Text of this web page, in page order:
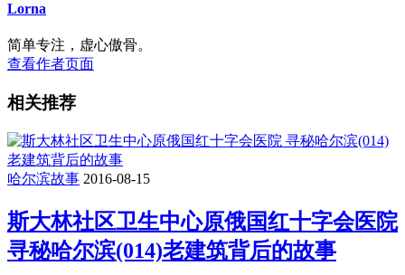
Lorna
简单专注，虚心傲骨。
查看作者页面
相关推荐
哈尔滨故事 2016-08-15
斯大林社区卫生中心原俄国红十字会医院
寻秘哈尔滨(014)老建筑背后的故事